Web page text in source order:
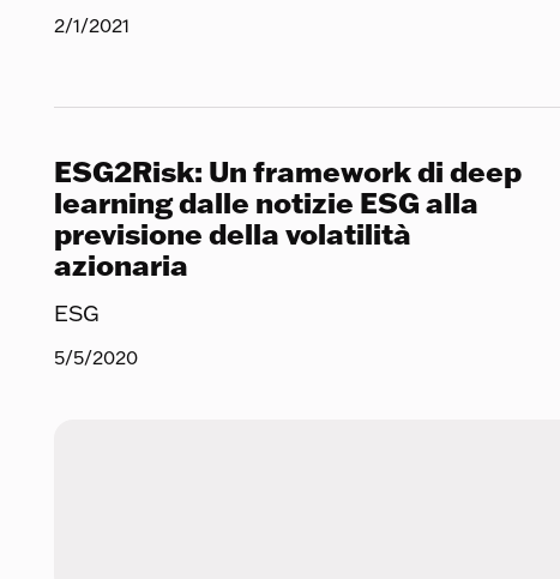
2/1/2021
ESG2Risk: Un framework di deep
learning dalle notizie ESG alla
previsione della volatilità
azionaria
ESG
5/5/2020